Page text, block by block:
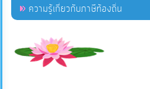
ความรู้เกี่ยวกับภาษีท้องถิ่น